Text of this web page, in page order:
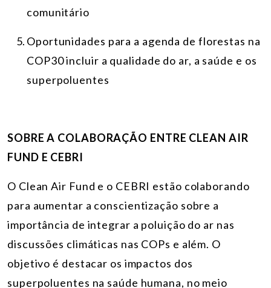
comunitário
Oportunidades para a agenda de florestas na
COP30 incluir a qualidade do ar, a saúde e os
superpoluentes
SOBRE A COLABORAÇÃO ENTRE CLEAN AIR
FUND E CEBRI
O Clean Air Fund e o CEBRI estão colaborando
para aumentar a conscientização sobre a
importância de integrar a poluição do ar nas
discussões climáticas nas COPs e além. O
objetivo é destacar os impactos dos
superpoluentes na saúde humana, no meio